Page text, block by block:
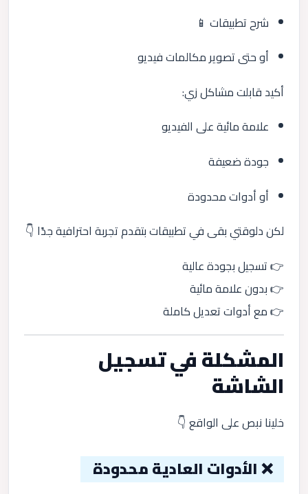
شرح تطبيقات 📱
أو حتى تصوير مكالمات فيديو
أكيد قابلت مشاكل زي:
علامة مائية على الفيديو
جودة ضعيفة
أو أدوات محدودة
لكن دلوقتي بقى في تطبيقات بتقدم تجربة احترافية جدًا 👇
👉 تسجيل بجودة عالية
👉 بدون علامة مائية
👉 مع أدوات تعديل كاملة
المشكلة في تسجيل
الشاشة
خلينا نبص على الواقع 👇
❌ الأدوات العادية محدودة